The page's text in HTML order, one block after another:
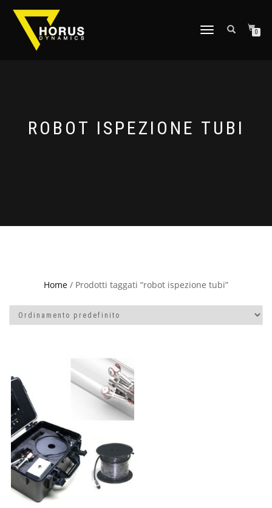
NAVIGAZIONE
0
ROBOT ISPEZIONE TUBI
Home / Prodotti taggati “robot ispezione tubi”